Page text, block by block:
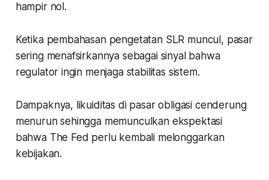
hampir nol.
Ketika pembahasan pengetatan SLR muncul, pasar
sering menafsirkannya sebagai sinyal bahwa
regulator ingin menjaga stabilitas sistem.
Dampaknya, likuiditas di pasar obligasi cenderung
menurun sehingga memunculkan ekspektasi
bahwa The Fed perlu kembali melonggarkan
kebijakan.